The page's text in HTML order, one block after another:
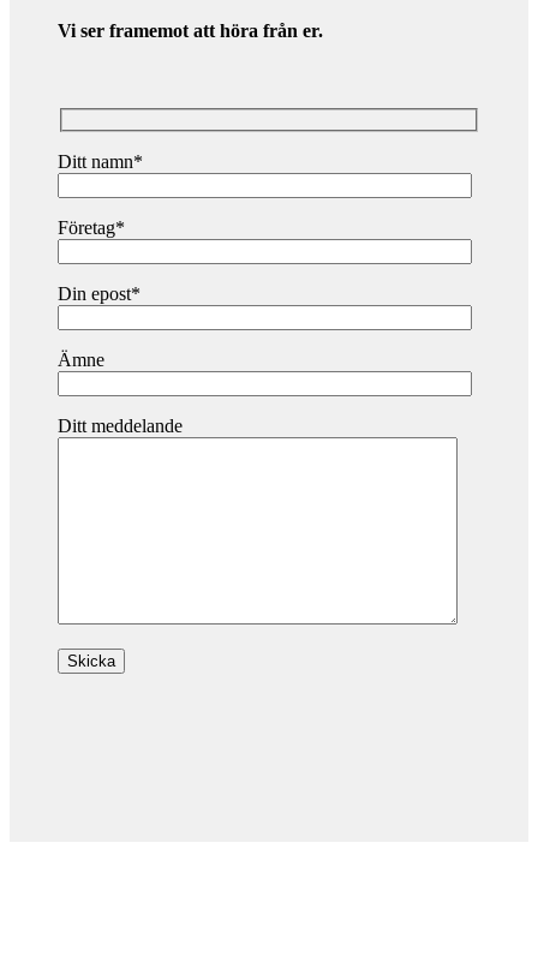
Vi ser framemot att höra från er.
Ditt namn*
Företag*
Din epost*
Ämne
Ditt meddelande